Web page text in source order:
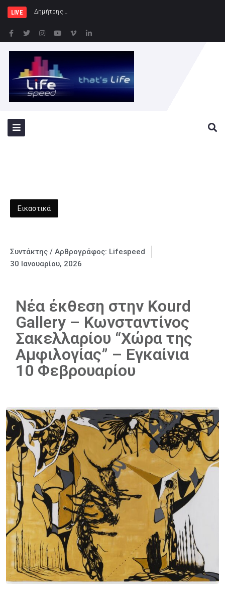
LIVE Δημήτρης Μελίδης: «Ο ΣΥΡΙΖΑ-ΠΣ είν
Εικαστικά
Συντάκτης / Αρθρογράφος: Lifespeed
30 Ιανουαρίου, 2026
Νέα έκθεση στην Kourd
Gallery – Κωνσταντίνος
Σακελλαρίου “Χώρα της
Αμφιλογίας” – Εγκαίνια
10 Φεβρουαρίου